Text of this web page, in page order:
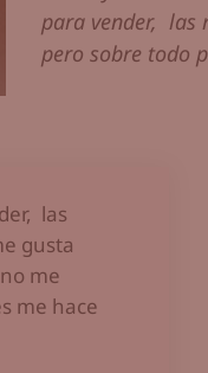
para vender, las
pero sobre todo
las
gusta
me
me hace